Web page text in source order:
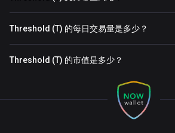
Threshold (T) 的每日交易量是多少？
Threshold (T) 的市值是多少？